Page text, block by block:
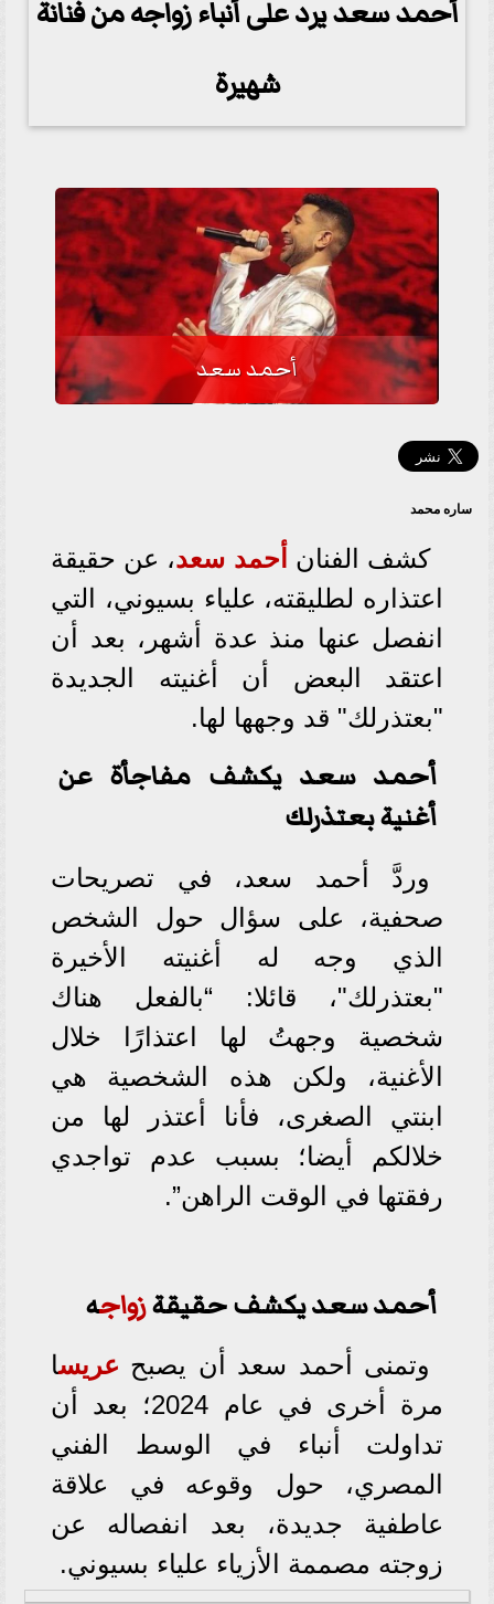
أحمد سعد يرد على أنباء زواجه من فنانة
شهيرة
أحمد سعد
ساره محمد
كشف الفنان أحمد سعد، عن حقيقة
اعتذاره لطليقته، علياء بسيوني، التي
انفصل عنها منذ عدة أشهر، بعد أن
اعتقد البعض أن أغنيته الجديدة
"بعتذرلك" قد وجهها لها.
أحمد سعد يكشف مفاجأة عن
أغنية بعتذرلك
وردَّ أحمد سعد، في تصريحات
صحفية، على سؤال حول الشخص
الذي وجه له أغنيته الأخيرة
"بعتذرلك"، قائلا: “بالفعل هناك
شخصية وجهتُ لها اعتذارًا خلال
الأغنية، ولكن هذه الشخصية هي
ابنتي الصغرى، فأنا أعتذر لها من
خلالكم أيضا؛ بسبب عدم تواجدي
رفقتها في الوقت الراهن”.
أحمد سعد يكشف حقيقةزواجه
وتمنى أحمد سعد أن يصبح عريسا
مرة أخرى في عام 2024؛ بعد أن
تداولت أنباء في الوسط الفني
المصري، حول وقوعه في علاقة
عاطفية جديدة، بعد انفصاله عن
زوجته مصممة الأزياء علياء بسيوني.